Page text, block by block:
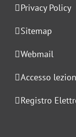
Privacy Policy
Sitemap
Webmail
Accesso
Registro